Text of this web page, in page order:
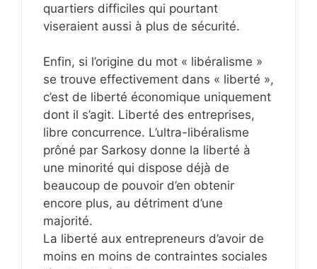
quartiers difficiles qui pourtant
viseraient aussi à plus de sécurité.
Enfin, si l’origine du mot « libéralisme »
se trouve effectivement dans « liberté »,
c’est de liberté économique uniquement
dont il s’agit. Liberté des entreprises,
libre concurrence. L’ultra-libéralisme
prôné par Sarkosy donne la liberté à
une minorité qui dispose déjà de
beaucoup de pouvoir d’en obtenir
encore plus, au détriment d’une
majorité.
La liberté aux entrepreneurs d’avoir de
moins en moins de contraintes sociales